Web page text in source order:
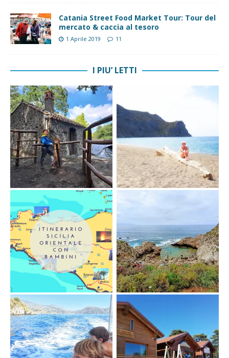
Catania Street Food Market Tour: Tour del
mercato & caccia al tesoro
1 Aprile 2019 11
I PIU’ LETTI